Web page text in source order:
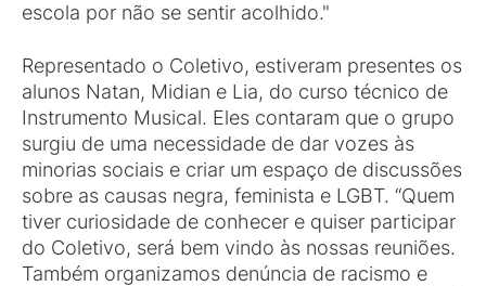
escola por não se sentir acolhido."
Representado o Coletivo, estiveram presentes os
alunos Natan, Midian e Lia, do curso técnico de
Instrumento Musical. Eles contaram que o grupo
surgiu de uma necessidade de dar vozes às
minorias sociais e criar um espaço de discussões
sobre as causas negra, feminista e LGBT. “Quem
tiver curiosidade de conhecer e quiser participar
do Coletivo, será bem vindo às nossas reuniões.
Também organizamos denúncia de racismo e